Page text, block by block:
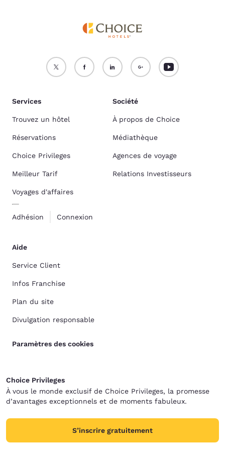
Services
Trouvez un hôtel
Réservations
Choice Privileges
Meilleur Tarif
Voyages d'affaires
Adhésion Connexion
Société
À propos de Choice
Médiathèque
Agences de voyage
Relations Investisseurs
Aide
Service Client
Infos Franchise
Plan du site
Divulgation responsable
Paramètres des cookies
Choice Privileges
À vous le monde exclusif de Choice Privileges, la promesse
d’avantages exceptionnels et de moments fabuleux.
S’inscrire gratuitement